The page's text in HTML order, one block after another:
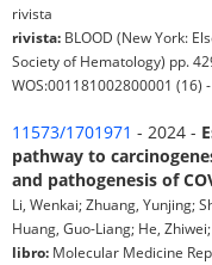
rivista
rivista: BLOOD (New York:
Society of Hematology) pp.
WOS:001181002800001 (16)
11573/1701971 - 2024 -
pathway to
and pathogenesis of
Li, Wenkai; Zhuang, Yunjing;
Huang, Guo-Liang; He,
libro: Molecular Medicine